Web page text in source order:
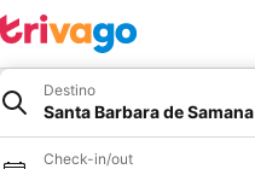
Destino
Santa Barbara de Samana
Check-in/out